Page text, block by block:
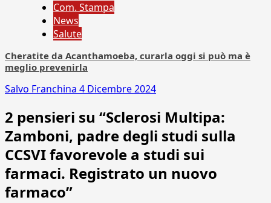
Com. Stampa
News
Salute
Cheratite da Acanthamoeba, curarla oggi si può ma è
meglio prevenirla
Salvo Franchina 4 Dicembre 2024
2 pensieri su “Sclerosi Multipa:
Zamboni, padre degli studi sulla
CCSVI favorevole a studi sui
farmaci. Registrato un nuovo
farmaco”